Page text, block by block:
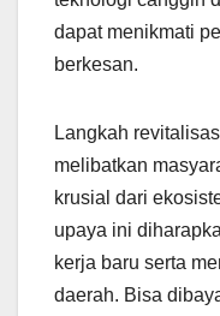
dapat menikmati
berkesan.
Langkah
melibatkan
krusial dari
upaya ini
kerja baru serta
daerah. Bisa